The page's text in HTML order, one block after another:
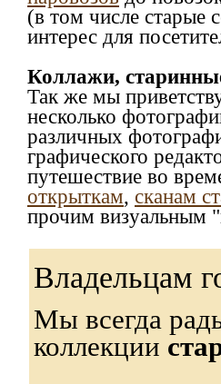
(в том числе старые
интерес для
Коллажи,
Так же мы
несколько
различных
графического
путешествие во
открыткам, сканам
прочим визуальным
Владельцам
Мы всегда
коллекции